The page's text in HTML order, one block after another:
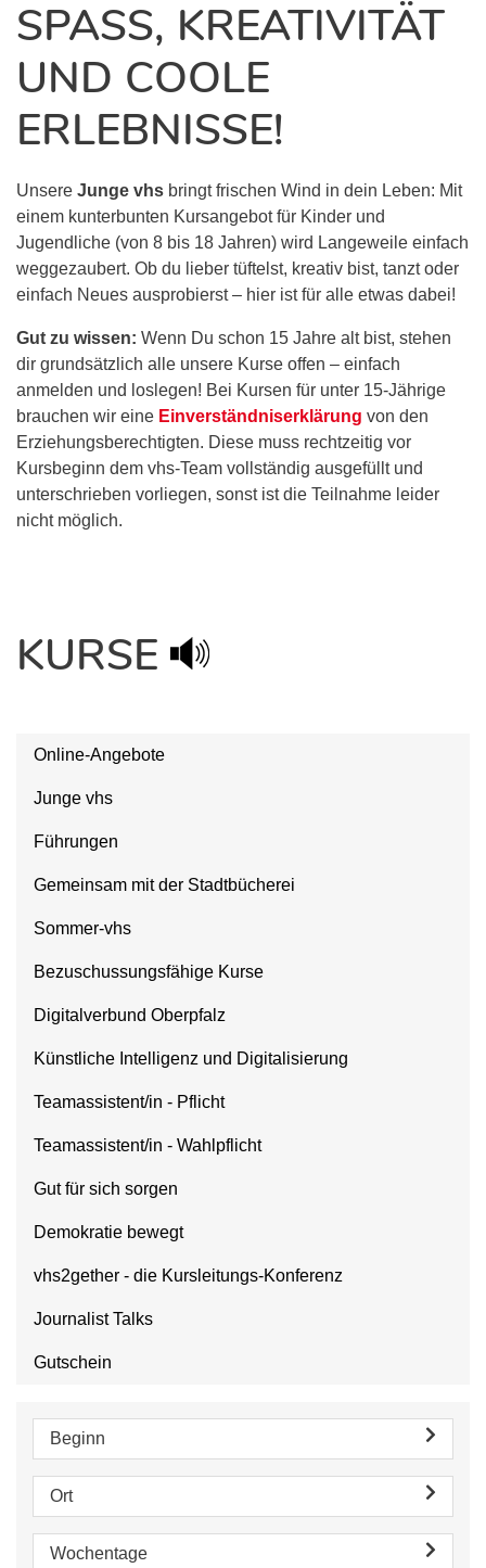
SPASS, KREATIVITÄT U
ND COOLE E
RLEBNISSE!
Unsere Junge vhs bringt frischen Wind in dein Leben: Mit
einem kunterbunten Kursangebot für Kinder und
Jugendliche (von 8 bis 18 Jahren) wird Langeweile einfach
weggezaubert. Ob du lieber tüftelst, kreativ bist, tanzt oder
einfach Neues ausprobierst – hier ist für alle etwas dabei!
Gut zu wissen: Wenn Du schon 15 Jahre alt bist, stehen
dir grundsätzlich alle unsere Kurse offen – einfach
anmelden und loslegen! Bei Kursen für unter 15-Jährige
brauchen wir eine Einverständniserklärung von den
Erziehungsberechtigten. Diese muss rechtzeitig vor
Kursbeginn dem vhs-Team vollständig ausgefüllt und
unterschrieben vorliegen, sonst ist die Teilnahme leider
nicht möglich.
KURSE
Online-Angebote
Junge vhs
Führungen
Gemeinsam mit der Stadtbücherei
Sommer-vhs
Bezuschussungsfähige Kurse
Digitalverbund Oberpfalz
Künstliche Intelligenz und Digitalisierung
Teamassistent/in - Pflicht
Teamassistent/in - Wahlpflicht
Gut für sich sorgen
Demokratie bewegt
vhs2gether - die Kursleitungs-Konferenz
Journalist Talks
Gutschein
Beginn
Ort
Wochentage